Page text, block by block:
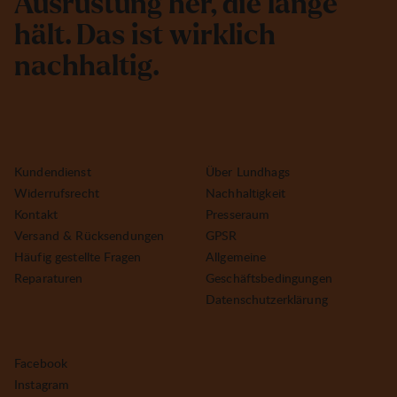
hä t. Das ist wir k ic h
nac h ha tig.
Kundendienst
Widerrufsrecht
Kontakt
Versand & Rücksendungen
Häufig gestellte Fragen
Reparaturen
Über Lundhags
Nachhaltigkeit
Presseraum
GPSR
Allgemeine
Geschäftsbedingungen
Datenschutzerklärung
Facebook
Instagram